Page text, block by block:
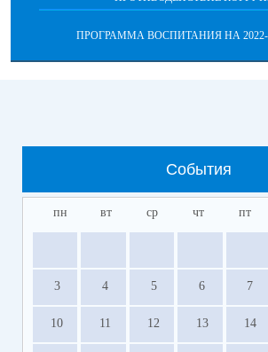
ПРОГРАММА ВОСПИТАНИЯ НА 2022-
События
пн вт ср чт пт
3 4 5 6 7
10 11 12 13 14